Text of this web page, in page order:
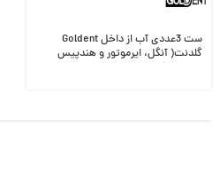
ست 3عددی آب از داخل Goldent
گلدنت( آنگل، ایرموتور و هندپیس
مستقیم )